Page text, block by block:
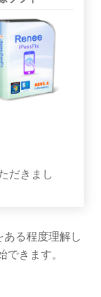
だきまし
る程度理解し
できます。